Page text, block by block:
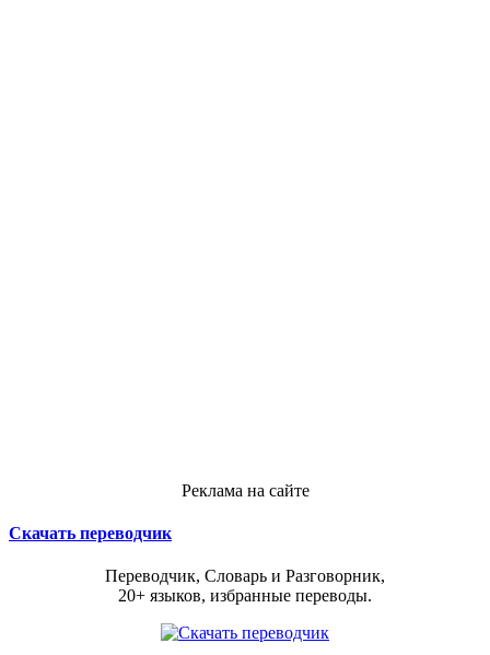
Реклама на сайте
Скачать переводчик
Переводчик, Словарь и Разговорник,
20+ языков, избранные переводы.